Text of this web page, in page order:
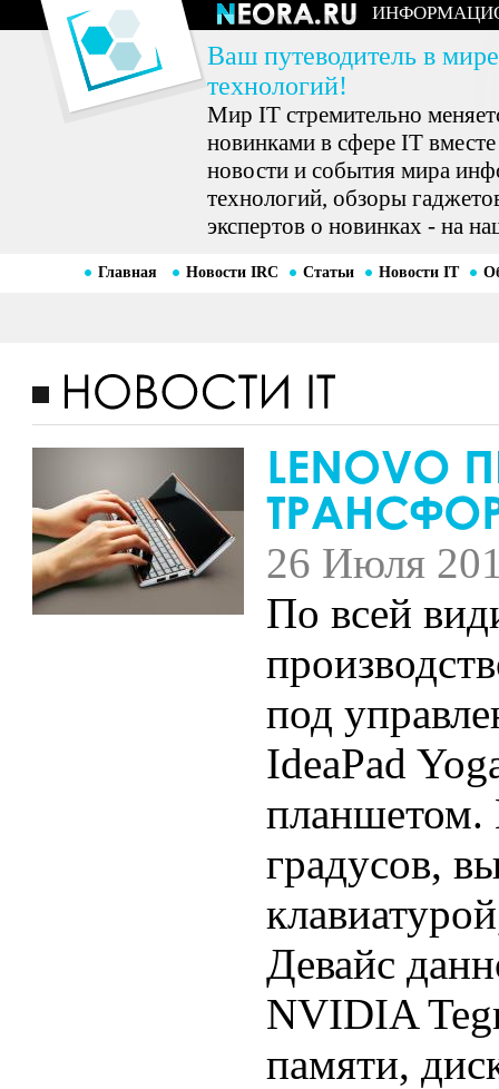
Ваш путеводитель в
технологий!
Мир IT стремительно
новинками в сфере IT
новости и события мира
технологий, обзоры
экспертов о новинках - на
Главная Новости IRC Статьи Новости IT
26 Июля
По всей
под
IdeaPad
планшетом.
градусов,
Девайс
NVIDIA
памяти,